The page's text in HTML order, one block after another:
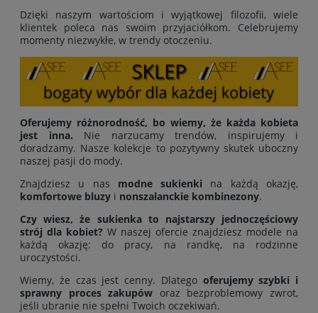
Dzięki naszym wartościom i wyjątkowej filozofii, wiele
klientek poleca nas swoim przyjaciółkom. Celebrujemy
momenty niezwykłe, w trendy otoczeniu.
Oferujemy różnorodność, bo wiemy, że każda kobieta
jest inna. Nie narzucamy trendów, inspirujemy i
doradzamy. Nasze kolekcje to pozytywny skutek uboczny
naszej pasji do mody.
Znajdziesz u nas modne sukienki na każdą okazję,
komfortowe bluzy i nonszalanckie kombinezony.
Czy wiesz, że sukienka to najstarszy jednoczęściowy
strój dla kobiet? W naszej ofercie znajdziesz modele na
każdą okazję: do pracy, na randkę, na rodzinne
uroczystości.
Wiemy, że czas jest cenny. Dlatego oferujemy szybki i
sprawny proces zakupów oraz bezproblemowy zwrot,
jeśli ubranie nie spełni Twoich oczekiwań.